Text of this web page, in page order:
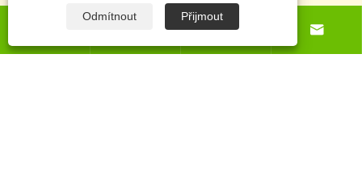
Kontaktujte nás
Copyright © 2025 Baoding Yuankang Toy
 
Odmítnout Přijmout